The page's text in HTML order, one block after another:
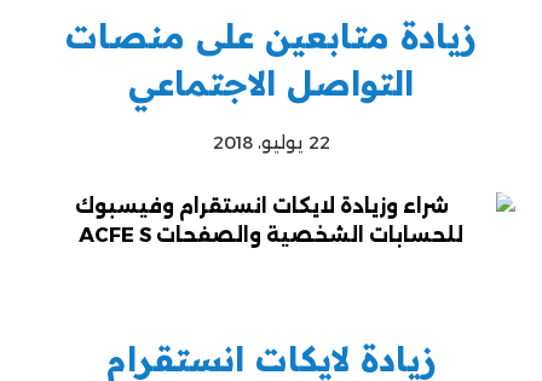
زيادة متابعين على منصات
التواصل الاجتماعي
22 يوليو، 2018
زيادة لايكات انستقرام